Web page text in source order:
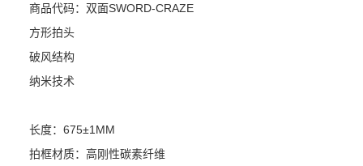
商品代码：双面SWORD-CRAZE
方形拍头
破风结构
纳米技术
长度：675±1MM
拍框材质：高刚性碳素纤维